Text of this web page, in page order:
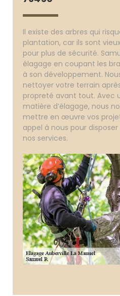
Il existe des arbres qui
plantation, car ils sont
pour plus de sécurité.
élagage en coupant les
à son développement.
nettoyer votre terrain
propreté avant tout. Avec
matière d’élagage, nous
mettre en œuvre vos
appel à nous pour
nos services.